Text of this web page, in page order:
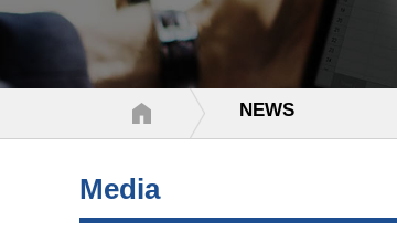
NEWS
Media